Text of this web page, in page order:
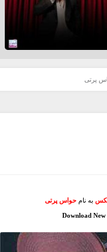
پرتی
پکس به نامحواس پرتی
Download